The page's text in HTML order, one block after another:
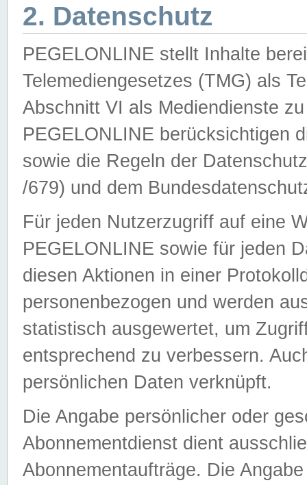
2. Datenschutz
PEGELONLINE stellt Inhalte
Telemediengesetzes (TMG) als
Abschnitt VI als Mediendienste
PEGELONLINE berücksichtigen
sowie die Regeln der
/679) und dem
Für jeden Nutzerzugriff auf eine
PEGELONLINE sowie für jeden
diesen Aktionen in einer
personenbezogen und werden
statistisch ausgewertet, um
entsprechend zu verbessern.
persönlichen Daten verknüpft.
Die Angabe persönlicher oder
Abonnementdienst dient
Abonnementaufträge. Die